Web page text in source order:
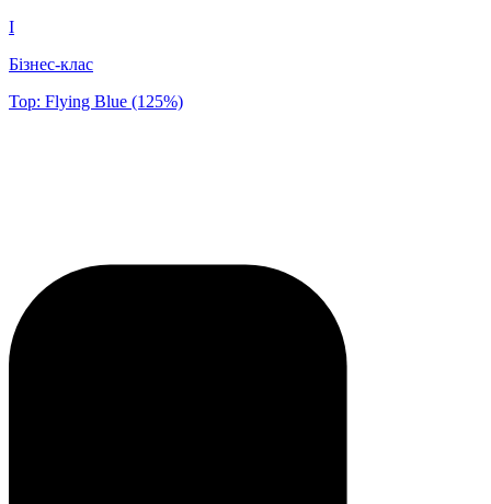
I
Бізнес-клас
Top: Flying Blue (125%)